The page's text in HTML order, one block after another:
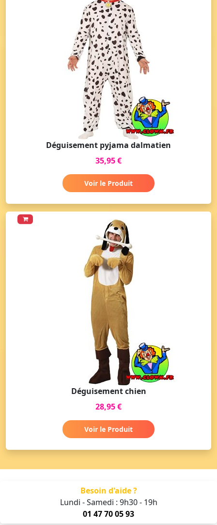
Déguisement pyjama dalmatien
35,95 €
Voir le Produit
Déguisement chien
28,95 €
Voir le Produit
Besoin d'aide ?
Lundi - Samedi : 9h30 - 19h
01 47 70 05 93